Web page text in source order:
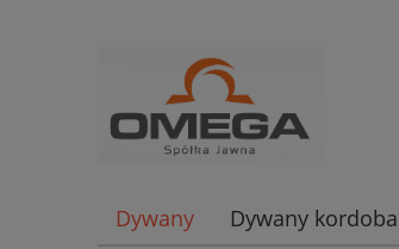
Dywany Dywany kordoba